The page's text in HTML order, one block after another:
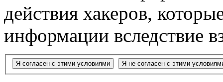
действия хакеров,
информации вследствие